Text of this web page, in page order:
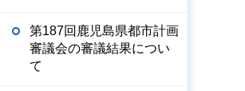
第187回鹿児島県都市計画
審議会の審議結果につい
て